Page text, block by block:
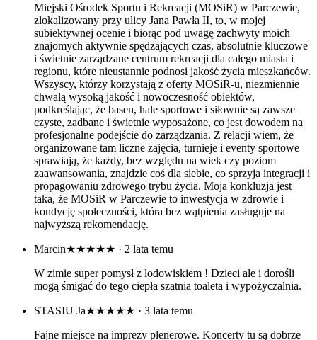
Miejski Ośrodek Sportu i Rekreacji (MOSiR) w Parczewie,
zlokalizowany przy ulicy Jana Pawła II, to, w mojej
subiektywnej ocenie i biorąc pod uwagę zachwyty moich
znajomych aktywnie spędzających czas, absolutnie kluczowe
i świetnie zarządzane centrum rekreacji dla całego miasta i
regionu, które nieustannie podnosi jakość życia mieszkańców.
Wszyscy, którzy korzystają z oferty MOSiR-u, niezmiennie
chwalą wysoką jakość i nowoczesność obiektów,
podkreślając, że basen, hale sportowe i siłownie są zawsze
czyste, zadbane i świetnie wyposażone, co jest dowodem na
profesjonalne podejście do zarządzania. Z relacji wiem, że
organizowane tam liczne zajęcia, turnieje i eventy sportowe
sprawiają, że każdy, bez względu na wiek czy poziom
zaawansowania, znajdzie coś dla siebie, co sprzyja integracji i
propagowaniu zdrowego trybu życia. Moja konkluzja jest
taka, że MOSiR w Parczewie to inwestycja w zdrowie i
kondycję społeczności, która bez wątpienia zasługuje na
najwyższą rekomendację.
Marcin★★★★★ · 2 lata temu
W zimie super pomysł z lodowiskiem ! Dzieci ale i dorośli
mogą śmigać do tego ciepła szatnia toaleta i wypożyczalnia.
STASIU Ja★★★★★ · 3 lata temu
Fajne miejsce na imprezy plenerowe. Koncerty tu są dobrze